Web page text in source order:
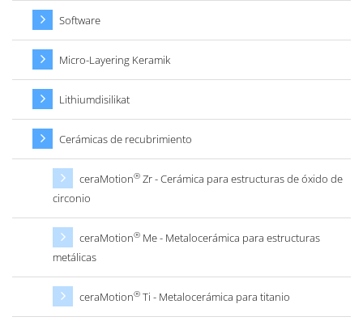
Software
Micro-Layering Keramik
Lithiumdisilikat
Cerámicas de recubrimiento
ceraMotion® Zr - Cerámica para estructuras de óxido de
circonio
ceraMotion® Me - Metalocerámica para estructuras
metálicas
ceraMotion® Ti - Metalocerámica para titanio